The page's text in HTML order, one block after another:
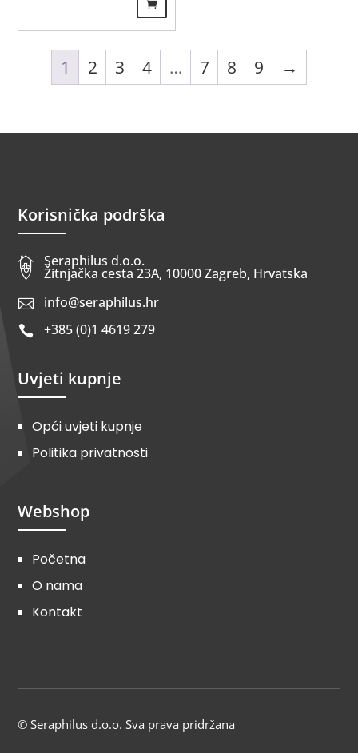
1 2 3 4 … 7 8 9 →
Korisnička podrška
 Seraphilus d.o.o.
 Žitnjačka cesta 23A, 10000 Zagreb, Hrvatska
 info@seraphilus.hr
 +385 (0)1 4619 279
Uvjeti kupnje
Opći uvjeti kupnje
Politika privatnosti
Webshop
Početna
O nama
Kontakt
© Seraphilus d.o.o. Sva prava pridržana